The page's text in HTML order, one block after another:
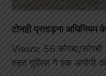
टोनही प्रताड़ना अधिनियम
Views: 56 कोरबा/
तहत पुलिस ने एक आरोपी